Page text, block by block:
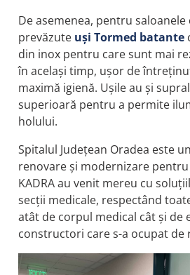
De asemenea, pentru
prevăzute uși Tormed batante
din inox pentru care sunt mai
în același timp, ușor de
maximă igienă. Ușile au și
superioară pentru a permite
holului.
Spitalul Județean Oradea este
renovare și modernizare
KADRA au venit mereu cu
secții medicale, respectând
atât de corpul medical cât și de
constructori care s-a ocupat de